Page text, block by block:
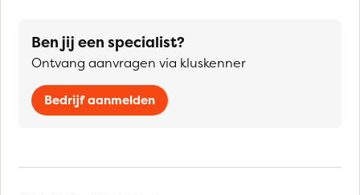
Ben jij een specialist?
Ontvang aanvragen via kluskenner
Bedrijf aanmelden